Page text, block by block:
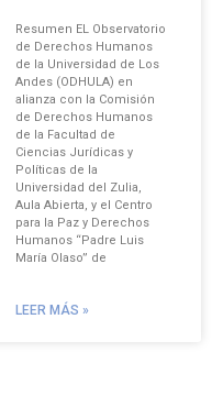
Resumen EL Observatorio
de Derechos Humanos
de la Universidad de Los
Andes (ODHULA) en
alianza con la Comisión
de Derechos Humanos
de la Facultad de
Ciencias Jurídicas y
Políticas de la
Universidad del Zulia,
Aula Abierta, y el Centro
para la Paz y Derechos
Humanos “Padre Luis
María Olaso” de
LEER MÁS »